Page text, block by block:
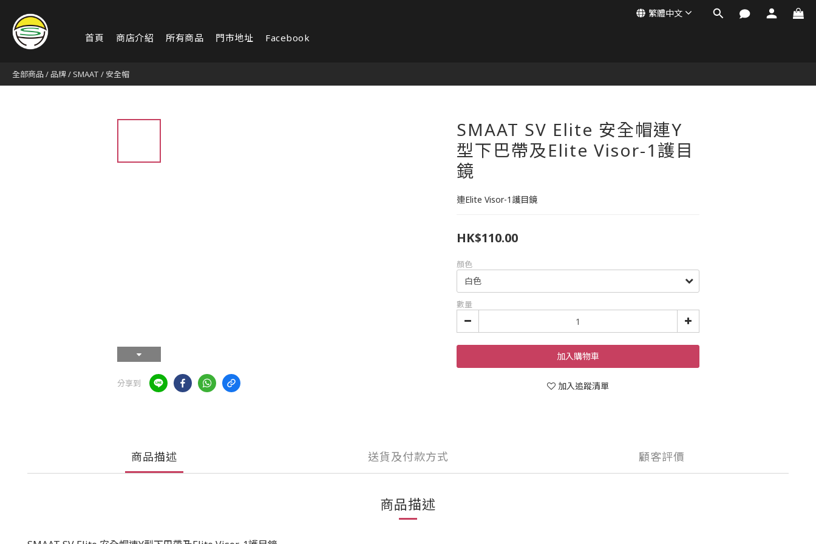
首頁 商店介紹 所有商品 門市地址 Facebook
繁體中文
全部商品/ 品牌/SMAAT / 安全帽
分享到
SMAAT SV Elite 安全帽連Y
型下巴帶及Elite Visor-1護目
鏡
連Elite Visor-1護目鏡
HK$110.00
顏色
數量
加入購物車
加入追蹤清單
商品描述 送貨及付款方式 顧客評價
商品描述